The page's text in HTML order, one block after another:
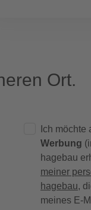
Ort.
Ich möchte
Werbung
hagebau
meiner
hagebau,
meines E-